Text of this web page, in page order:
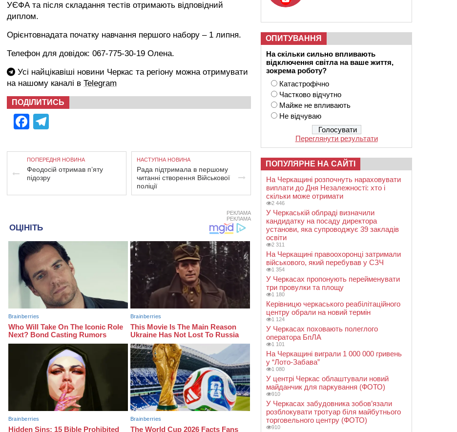
УЄФА та після складання тестів отримають відповідний
диплом.
Орієнтовнадата початку навчання першого набору – 1 липня.
Телефон для довідок: 067-775-30-19 Олена.
Усі найцікавіші новини Черкас та регіону можна отримувати
на нашому каналі в Telegram
ПОДІЛИТИСЬ
Facebook
ПОПЕРЕДНЯ НОВИНА
Феодосій отримав п’яту
підозру
НАСТУПНА НОВИНА
Рада підтримала в першому
читанні створення Військової
поліції
РЕКЛАМА
РЕКЛАМА
ОПИТУВАННЯ
На скільки сильно впливають
відключення світла на ваше життя,
зокрема роботу?
Катастрофічно
Частково відчутно
Майже не впливають
Не відчуваю
Переглянути результати
ПОПУЛЯРНЕ НА САЙТІ
На Черкащині розпочнуть нараховувати
виплати до Дня Незалежності: хто і
скільки може отримати
2 446
У Черкаській облраді визначили
кандидатку на посаду директора
установи, яка супроводжує 39 закладів
освіти
2 311
На Черкащині правоохоронці затримали
військового, який перебував у СЗЧ
1 354
У Черкасах пропонують перейменувати
три провулки та площу
1 180
Керівницю черкаського реабілітаційного
центру обрали на новий термін
1 124
У Черкасах поховають полеглого
оператора БпЛА
1 101
На Черкащині виграли 1 000 000 гривень
у “Лото-Забава”
1 080
У центрі Черкас облаштували новий
майданчик для паркування (ФОТО)
910
У Черкасах забудовника зобов’язали
розблокувати тротуар біля майбутнього
торговельного центру (ФОТО)
910